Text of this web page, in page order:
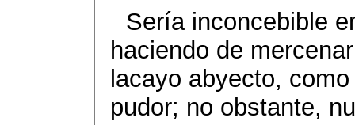
Sería inconcebible
haciendo de
lacayo abyecto,
pudor; no obstante,